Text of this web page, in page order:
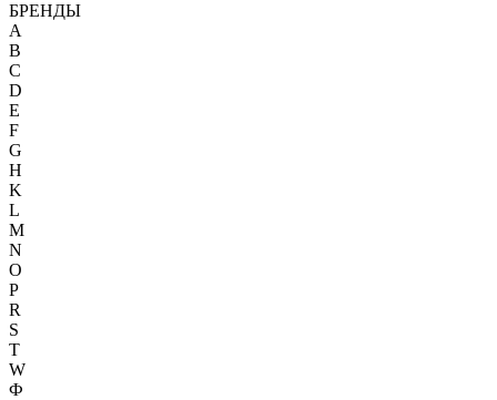
БРЕНДЫ
A
B
C
D
E
F
G
H
K
L
M
N
O
P
R
S
T
W
Ф